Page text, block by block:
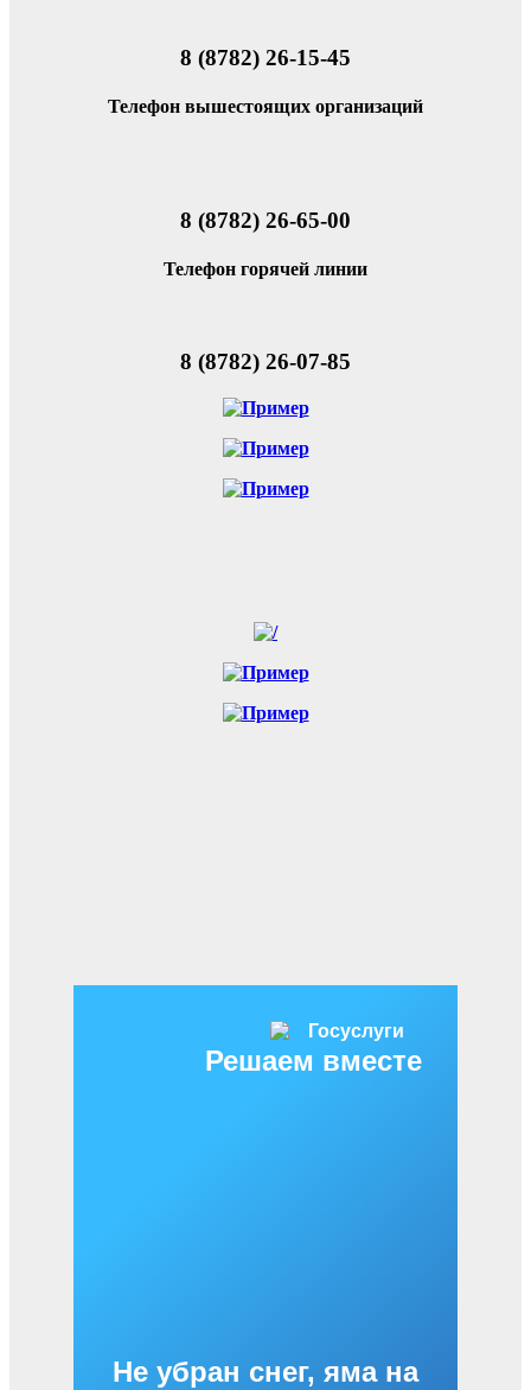
8 (8782) 26-15-45
Телефон вышестоящих организаций
8 (8782) 26-65-00
Телефон горячей линии
8 (8782) 26-07-85
Решаем вместе
Не убран снег, яма на